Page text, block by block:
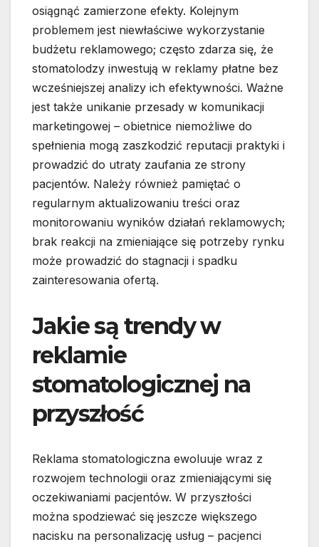
osiągnąć zamierzone efekty. Kolejnym
problemem jest niewłaściwe wykorzystanie
budżetu reklamowego; często zdarza się, że
stomatolodzy inwestują w reklamy płatne bez
wcześniejszej analizy ich efektywności. Ważne
jest także unikanie przesady w komunikacji
marketingowej – obietnice niemożliwe do
spełnienia mogą zaszkodzić reputacji praktyki i
prowadzić do utraty zaufania ze strony
pacjentów. Należy również pamiętać o
regularnym aktualizowaniu treści oraz
monitorowaniu wyników działań reklamowych;
brak reakcji na zmieniające się potrzeby rynku
może prowadzić do stagnacji i spadku
zainteresowania ofertą.
Jakie są trendy w
reklamie
stomatologicznej na
przyszłość
Reklama stomatologiczna ewoluuje wraz z
rozwojem technologii oraz zmieniającymi się
oczekiwaniami pacjentów. W przyszłości
można spodziewać się jeszcze większego
nacisku na personalizację usług – pacjenci